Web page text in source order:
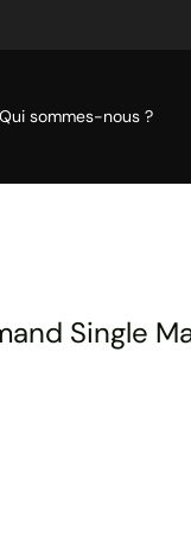
Qui sommes-nous ?
Single